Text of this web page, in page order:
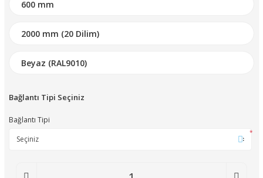
Bağlantı Tipi Seçiniz
Bağlantı Tipi
*